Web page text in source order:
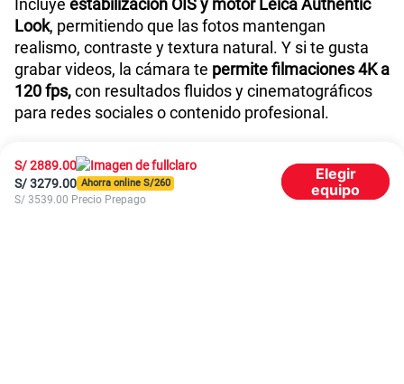
Incluye estabilización OIS y motor Leica Authentic
Look, permitiendo que las fotos mantengan
realismo, contraste y textura natural. Y si te gusta
grabar videos, la cámara te permite filmaciones 4K a
120 fps,con resultados fluidos y cinematográficos
para redes sociales o contenido profesional.
inmersiva
Con el Xiaomi 15T Pro podrás disfrutar de colores
S/2889.00
S/3279.00 Ahorra online S/260
S/ 3539.00 Precio Prepago
Elegir
equipo